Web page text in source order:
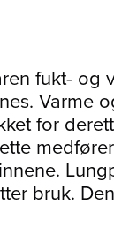
fukt- og
Varme
for
bruk.